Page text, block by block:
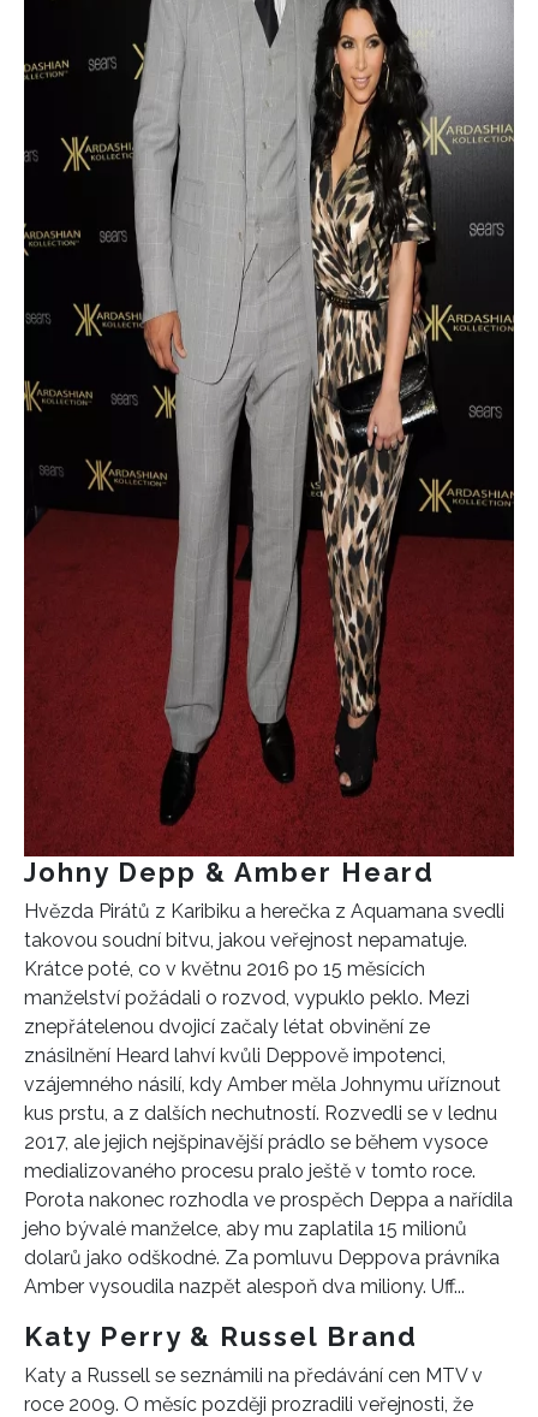
Johny Depp & Amber Heard
Hvězda Pirátů z Karibiku a herečka z Aquamana svedli
takovou soudní bitvu, jakou veřejnost nepamatuje.
Krátce poté, co v květnu 2016 po 15 měsících
manželství požádali o rozvod, vypuklo peklo. Mezi
znepřátelenou dvojicí začaly létat obvinění ze
znásilnění Heard lahví kvůli Deppově impotenci,
vzájemného násilí, kdy Amber měla Johnymu uříznout
kus prstu, a z dalších nechutností. Rozvedli se v lednu
2017, ale jejich nejšpinavější prádlo se během vysoce
medializovaného procesu pralo ještě v tomto roce.
Porota nakonec rozhodla ve prospěch Deppa a nařídila
jeho bývalé manželce, aby mu zaplatila 15 milionů
dolarů jako odškodné. Za pomluvu Deppova právníka
Amber vysoudila nazpět alespoň dva miliony. Uff...
Katy Perry & Russel Brand
Katy a Russell se seznámili na předávání cen MTV v
roce 2009. O měsíc později prozradili veřejnosti, že